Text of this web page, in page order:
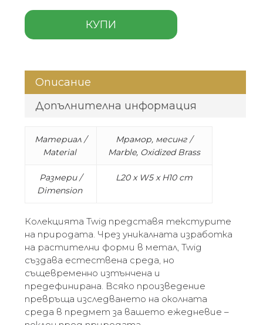
КУПИ
Описание
Допълнителна информация
Материал /
Material
Мрамор, месинг /
Marble, Oxidized Brass
Размери /
Dimension
L20 x W5 x H10 cm
Колекцията Twig представя текстурите
на природата. Чрез уникалната изработка
на растителни форми в метал, Twig
създава естествена среда, но
същевременно изтънчена и
предефинирана. Всяко произведение
превръща изследването на околната
среда в предмет за вашето ежедневие –